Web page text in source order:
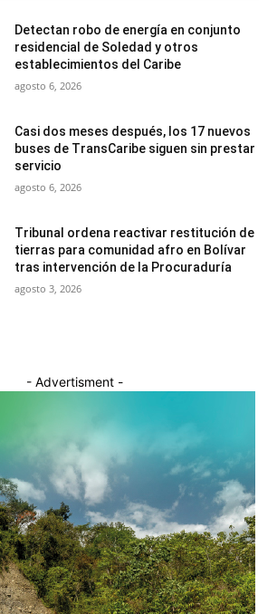
Detectan robo de energía en conjunto
residencial de Soledad y otros
establecimientos del Caribe
agosto 6, 2026
Casi dos meses después, los 17 nuevos
buses de TransCaribe siguen sin prestar
servicio
agosto 6, 2026
Tribunal ordena reactivar restitución de
tierras para comunidad afro en Bolívar
tras intervención de la Procuraduría
agosto 3, 2026
- Advertisment -